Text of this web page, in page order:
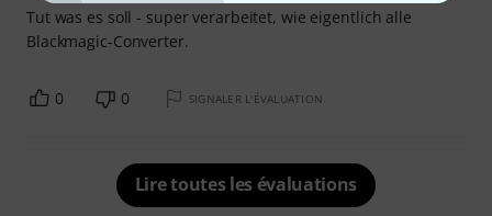
Tut was es soll - super verarbeitet, wie eigentlich alle
Blackmagic-Converter.
0 0 SIGNALER L'ÉVALUATION
Lire toutes les évaluations